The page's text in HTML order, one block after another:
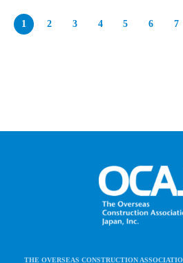
1 2 3 4 5 6 7
THE OVERSEAS CONSTRUCTION